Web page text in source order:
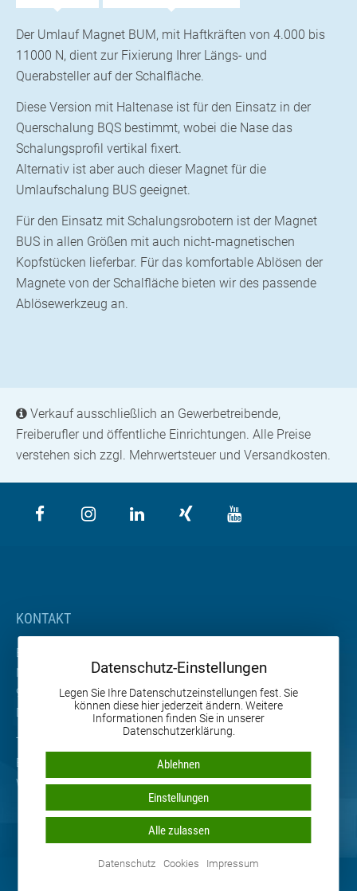
Der Umlauf Magnet BUM, mit Haftkräften von 4.000 bis
11000 N, dient zur Fixierung Ihrer Längs- und
Querabsteller auf der Schalfläche.
Diese Version mit Haltenase ist für den Einsatz in der
Querschalung BQS bestimmt, wobei die Nase das
Schalungsprofil vertikal fixert.
Alternativ ist aber auch dieser Magnet für die
Umlaufschalung BUS geeignet.
Für den Einsatz mit Schalungsrobotern ist der Magnet
BUS in allen Größen mit auch nicht-magnetischen
Kopfstücken lieferbar. Für das komfortable Ablösen der
Magnete von der Schalfläche bieten wir des passende
Ablösewerkzeug an.
Verkauf ausschließlich an Gewerbetreibende,
Freiberufler und öffentliche Einrichtungen. Alle Preise
verstehen sich zzgl. Mehrwertsteuer und Versandkosten.
KONTAKT
BETA Maschinenbau GmbH & Co. KG
Nordhäuser Straße 2
99765 Heringen
Deutschland
Tel. +49 36333 666-0
Email
Web
www.beta-mb.de
Datenschutz-Einstellungen
Legen Sie Ihre Datenschutzeinstellungen fest. Sie
können diese hier jederzeit ändern. Weitere
Informationen finden Sie in unserer
Datenschutzerklärung.
Ablehnen
Einstellungen
Alle zulassen
Datenschutz Cookies Impressum